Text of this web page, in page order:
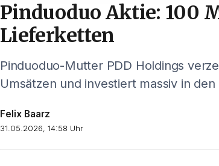
Pinduoduo Aktie: 100
Lieferketten
Pinduoduo-Mutter PDD Holdings
Umsätzen und investiert massiv in
Felix Baarz
31.05.2026, 14:58 Uhr